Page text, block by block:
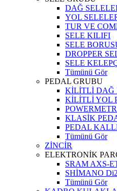
DAĞ
YOL
TUR VE
SELE KILIFI
SELE
DROPPER
SELE
Tümünü Gör
PEDAL GRUBU
KİLİTLİ DAĞ
KİLİTLİ YOL
KLASİK
PEDAL
Tümünü Gör
ZİNCİR
ELEKTRONİK
SRAM AXS-
SHİMANO
Tümünü Gör